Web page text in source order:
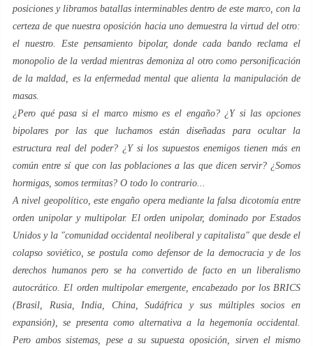
posiciones y libramos batallas interminables dentro de este marco, con la
certeza de que nuestra oposición hacia uno demuestra la virtud del otro:
el nuestro. Este pensamiento bipolar, donde cada bando reclama el
monopolio de la verdad mientras demoniza al otro como personificación
de la maldad, es la enfermedad mental que alienta la manipulación de
masas.
¿Pero qué pasa si el marco mismo es el engaño? ¿Y si las opciones
bipolares por las que luchamos están diseñadas para ocultar la
estructura real del poder? ¿Y si los supuestos enemigos tienen más en
común entre sí que con las poblaciones a las que dicen servir? ¿Somos
hormigas, somos termitas? O todo lo contrario...
A nivel geopolítico, este engaño opera mediante la falsa dicotomía entre
orden unipolar y multipolar. El orden unipolar, dominado por Estados
Unidos y la "comunidad occidental neoliberal y capitalista" que desde el
colapso soviético, se postula como defensor de la democracia y de los
derechos humanos pero se ha convertido de factoen un liberalismo
autocrático. El orden multipolar emergente, encabezado por los BRICS
(Brasil, Rusia, India, China, Sudáfrica y sus múltiples socios en
expansión), se presenta como alternativa a la hegemonía occidental.
Pero ambos sistemas, pese a su supuesta oposición, sirven el mismo